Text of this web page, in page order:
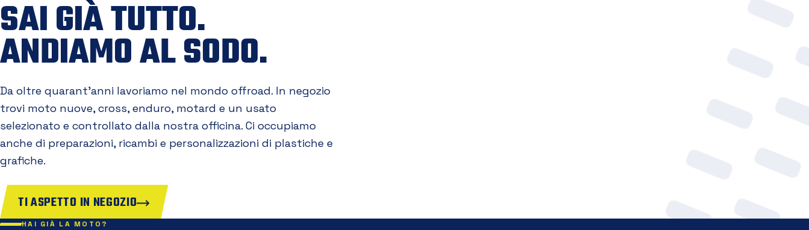
SAI GIÀ TUTTO.
ANDIAMO AL SODO.
Da oltre quarant'anni lavoriamo nel mondo offroad. In negozio
trovi moto nuove, cross, enduro, motard e un usato
selezionato e controllato dalla nostra officina. Ci occupiamo
anche di preparazioni, ricambi e personalizzazioni di plastiche e
grafiche.
TI ASPETTO IN NEGOZIO
HAI GIÀ LA MOTO?